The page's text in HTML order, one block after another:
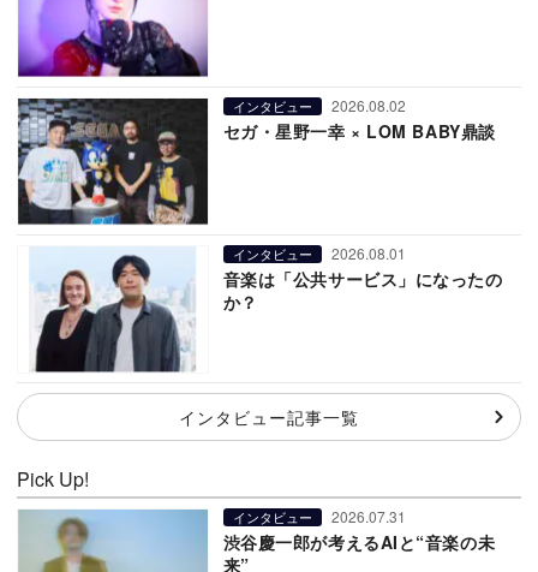
インタビュー 2026.08.02
セガ・星野一幸 × LOM BABY鼎談
インタビュー 2026.08.01
音楽は「公共サービス」になったの
か？
インタビュー記事一覧
Pick Up!
インタビュー 2026.07.31
渋谷慶一郎が考えるAIと“音楽の未
来”